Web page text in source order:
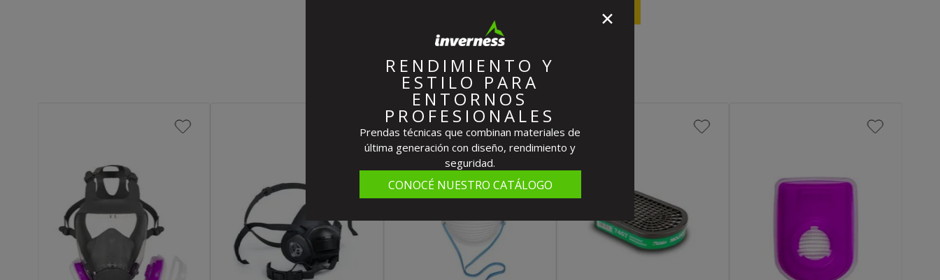
Destacados Del Mes
✕
RENDIMIENTO Y
ESTILO PARA
ENTORNOS
PROFESIONALES
Prendas técnicas que combinan materiales de
última generación con diseño, rendimiento y
seguridad.
CONOCÉ NUESTRO CATÁLOGO